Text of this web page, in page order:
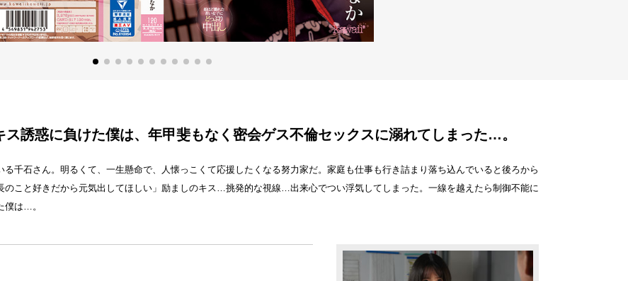
誘惑に負けた僕は、年甲斐もなく密会ゲス不倫セックスに溺れてしまった…。
千石さん。明るくて、一生懸命で、人懐っこくて応援したくなる努力家だ。家庭も仕事も行き詰まり落ち込んでいると後ろから
こと好きだから元気出してほしい」励ましのキス…挑発的な視線…出来心でつい浮気してしまった。一線を越えたら制御不能に
僕は…。